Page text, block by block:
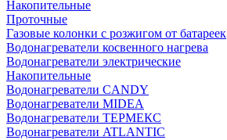
Накопительные
Проточные
Газовые колонки с розжигом от батареек
Водонагреватели косвенного нагрева
Водонагреватели электрические
Накопительные
Водонагреватели CANDY
Водонагреватели MIDEA
Водонагреватели ТЕРМЕКС
Водонагреватели ATLANTIC